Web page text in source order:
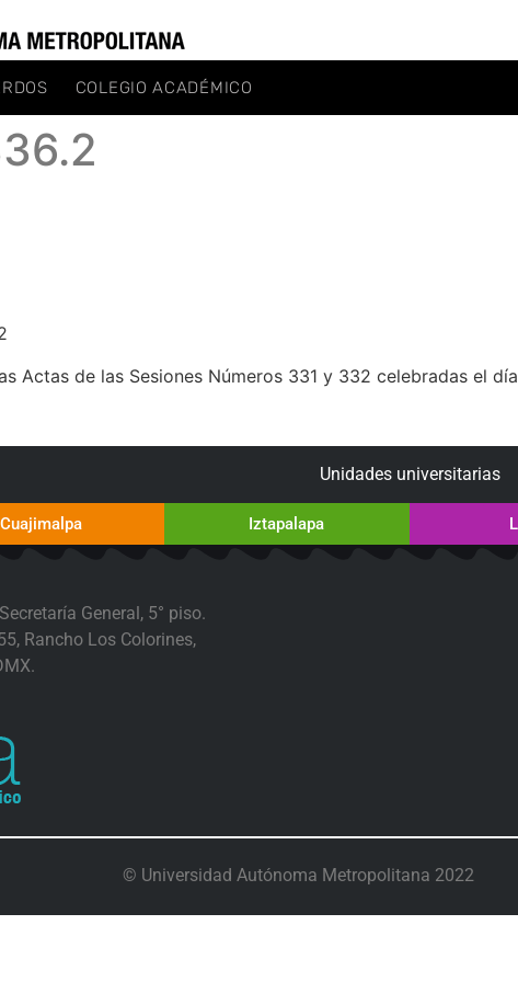
COLEGIO ACADÉMICO
Actas de las Sesiones Números 331 y 332 celebradas el
Unidades universitarias
Cuajimalpa Iztapalapa
General, 5° piso.
Rancho Los Colorines,
© Universidad Autónoma Metropolitana 2022